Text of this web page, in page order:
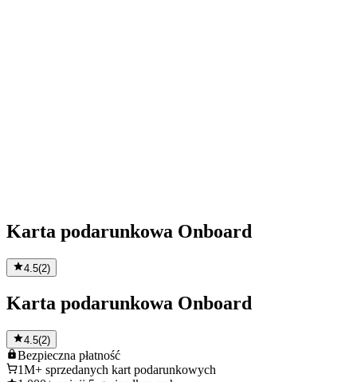
Karta podarunkowa Onboard
4.5(2)
Karta podarunkowa Onboard
4.5(2)
Bezpieczna płatność
1M+ sprzedanych kart podarunkowych